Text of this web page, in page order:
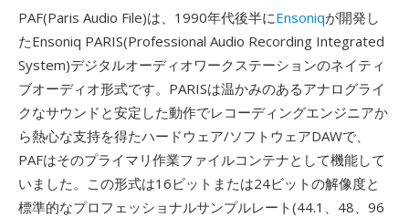
PAF(Paris Audio File)は、1990年代後半にEnsoniqが開発し
たEnsoniq PARIS(Professional Audio Recording Integrated
System)デジタルオーディオワークステーションのネイティ
ブオーディオ形式です。PARISは温かみのあるアナログライ
クなサウンドと安定した動作でレコーディングエンジニアか
ら熱心な支持を得たハードウェア/ソフトウェアDAWで、
PAFはそのプライマリ作業ファイルコンテナとして機能して
いました。この形式は16ビットまたは24ビットの解像度と
標準的なプロフェッショナルサンプルレート(44.1、48、96